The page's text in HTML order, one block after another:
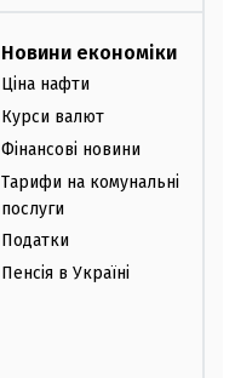
Новини економіки
Ціна нафти
Курси валют
Фінансові новини
Тарифи на комунальні
послуги
Податки
Пенсія в Україні